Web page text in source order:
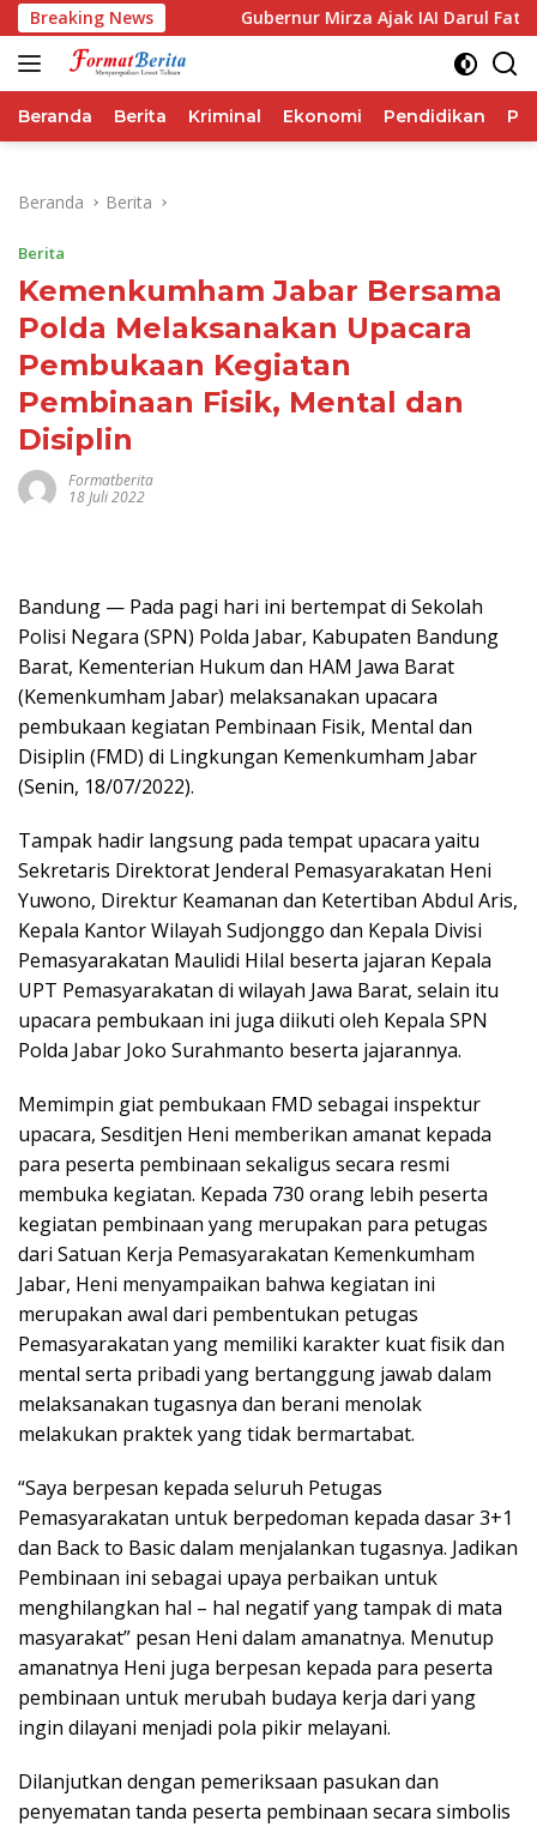
Langsung
ke
konten
Breaking News
IHSG Gubernur Mirza Ajak IAI Darul Fattah
Beranda Berita Kriminal Ekonomi Pendidikan
Beranda Berita
Berita
Kemenkumham Jabar Bersama
Polda Melaksanakan Upacara
Pembukaan Kegiatan
Pembinaan Fisik, Mental dan
Disiplin
Formatberita
18 Juli 2022
Bandung — Pada pagi hari ini bertempat di Sekolah
Polisi Negara (SPN) Polda Jabar, Kabupaten Bandung
Barat, Kementerian Hukum dan HAM Jawa Barat
(Kemenkumham Jabar) melaksanakan upacara
pembukaan kegiatan Pembinaan Fisik, Mental dan
Disiplin (FMD) di Lingkungan Kemenkumham Jabar
(Senin, 18/07/2022).
Tampak hadir langsung pada tempat upacara yaitu
Sekretaris Direktorat Jenderal Pemasyarakatan Heni
Yuwono, Direktur Keamanan dan Ketertiban Abdul Aris,
Kepala Kantor Wilayah Sudjonggo dan Kepala Divisi
Pemasyarakatan Maulidi Hilal beserta jajaran Kepala
UPT Pemasyarakatan di wilayah Jawa Barat, selain itu
upacara pembukaan ini juga diikuti oleh Kepala SPN
Polda Jabar Joko Surahmanto beserta jajarannya.
Memimpin giat pembukaan FMD sebagai inspektur
upacara, Sesditjen Heni memberikan amanat kepada
para peserta pembinaan sekaligus secara resmi
membuka kegiatan. Kepada 730 orang lebih peserta
kegiatan pembinaan yang merupakan para petugas
dari Satuan Kerja Pemasyarakatan Kemenkumham
Jabar, Heni menyampaikan bahwa kegiatan ini
merupakan awal dari pembentukan petugas
Pemasyarakatan yang memiliki karakter kuat fisik dan
mental serta pribadi yang bertanggung jawab dalam
melaksanakan tugasnya dan berani menolak
melakukan praktek yang tidak bermartabat.
“Saya berpesan kepada seluruh Petugas
Pemasyarakatan untuk berpedoman kepada dasar 3+1
dan Back to Basic dalam menjalankan tugasnya. Jadikan
Pembinaan ini sebagai upaya perbaikan untuk
menghilangkan hal – hal negatif yang tampak di mata
masyarakat” pesan Heni dalam amanatnya. Menutup
amanatnya Heni juga berpesan kepada para peserta
pembinaan untuk merubah budaya kerja dari yang
ingin dilayani menjadi pola pikir melayani.
Dilanjutkan dengan pemeriksaan pasukan dan
penyematan tanda peserta pembinaan secara simbolis